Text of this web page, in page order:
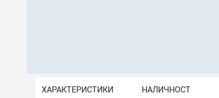
ХАРАКТЕРИСТИКИ НАЛИЧНОСТ